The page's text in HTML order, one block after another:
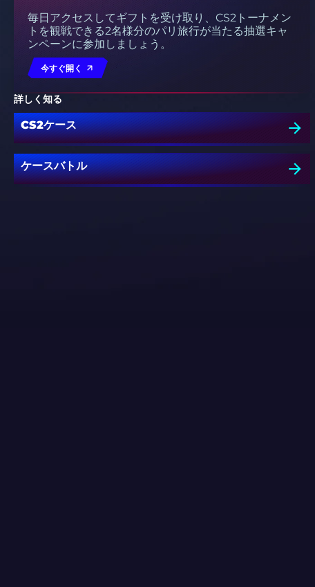
毎日アクセスしてギフトを受け取り、CS2トーナメン
トを観戦できる2名様分のパリ旅行が当たる抽選キャ
ンペーンに参加しましょう。
今すぐ開く
詳しく知る
CS2ケース
ケースバトル